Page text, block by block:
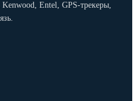
Entel, GPS-трекеры,